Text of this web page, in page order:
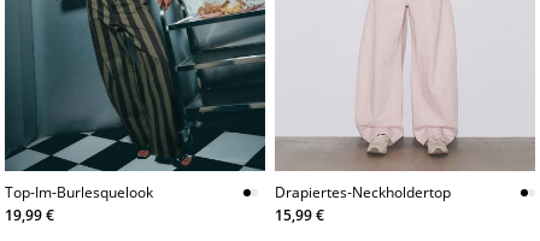
Top-Im-Burlesquelook
19,99 €
Drapiertes-Neckholdertop
15,99 €